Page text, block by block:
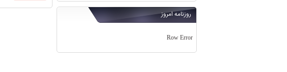
روزنامه امروز
Row Error